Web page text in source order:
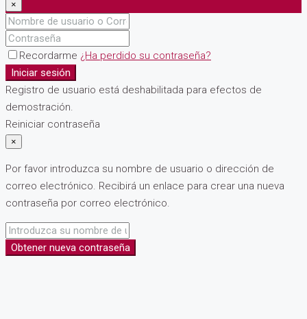
×
Recordarme ¿Ha perdido su contraseña?
Iniciar sesión
Registro de usuario está deshabilitada para efectos de
demostración.
Reiniciar contraseña
×
Por favor introduzca su nombre de usuario o dirección de
correo electrónico. Recibirá un enlace para crear una nueva
contraseña por correo electrónico.
Obtener nueva contraseña